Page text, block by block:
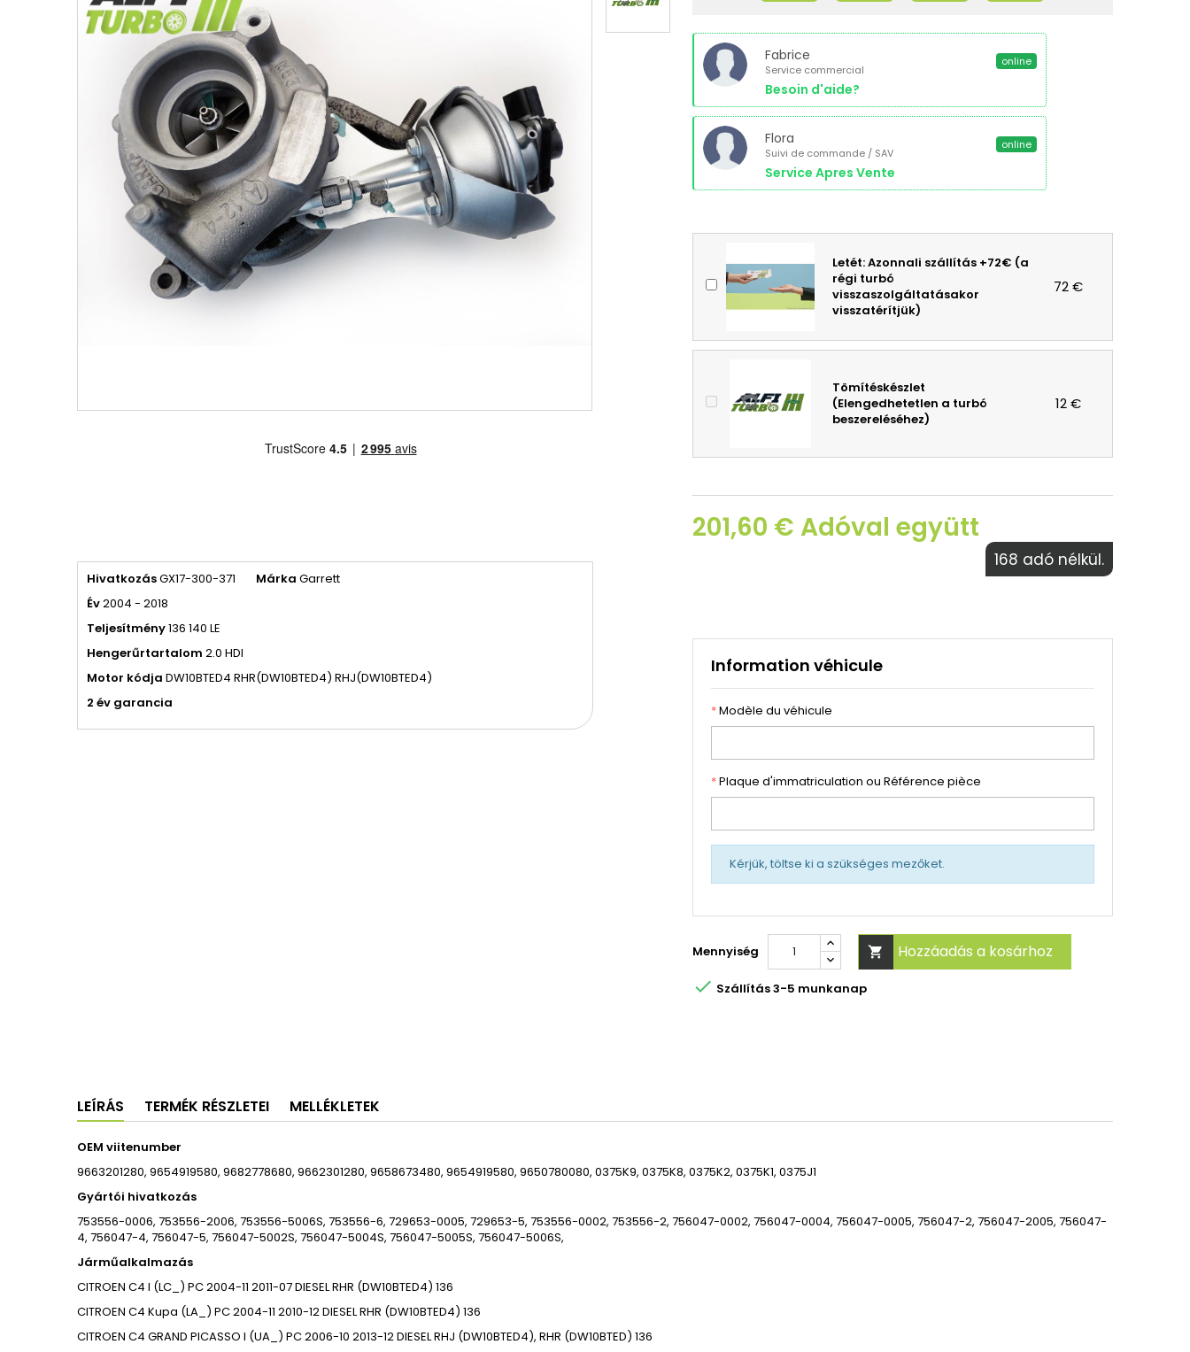
HivatkozásGX17-300-371 Márka Garrett
Év2004 - 2018
Teljesítmény136 140 LE
Hengerűrtartalom 2.0 HDI
Motor kódja DW10BTED4 RHR(DW10BTED4) RHJ(DW10BTED4)
2 év garancia
Fabrice
Service commercial
Besoin d'aide?
online
Flora
Suivi de commande / SAV
Service Apres Vente
online
Letét: Azonnali szállítás +72€ (a
régi turbó
visszaszolgáltatásakor
visszatérítjük)
72 €
Tömítéskészlet
(Elengedhetetlen a turbó
beszereléséhez)
12 €
201,60 € Adóval együtt
168 adó nélkül.
Information véhicule
*Modèle du véhicule
*Plaque d'immatriculation ou Référence pièce
Kérjük, töltse ki a szükséges mezőket.
Mennyiség  Hozzáadás a kosárhoz
 Szállítás 3-5 munkanap
LEÍRÁS TERMÉK RÉSZLETEI MELLÉKLETEK
OEM viitenumber
9663201280, 9654919580, 9682778680, 9662301280, 9658673480, 9654919580, 9650780080, 0375K9, 0375K8, 0375K2, 0375K1, 0375J1
Gyártói hivatkozás
753556-0006, 753556-2006, 753556-5006S, 753556-6, 729653-0005, 729653-5, 753556-0002, 753556-2, 756047-0002, 756047-0004, 756047-0005, 756047-2, 756047-2005, 756047-
4, 756047-4, 756047-5, 756047-5002S, 756047-5004S, 756047-5005S, 756047-5006S,
Járműalkalmazás
CITROEN C4 I (LC_) PC2004-11 2011-07DIESELRHR (DW10BTED4) 136
CITROEN C4 Kupa (LA_) PC2004-11 2010-12DIESELRHR (DW10BTED4) 136
CITROEN C4 GRAND PICASSO I (UA_) PC2006-10 2013-12DIESELRHJ (DW10BTED4), RHR (DW10BTED) 136